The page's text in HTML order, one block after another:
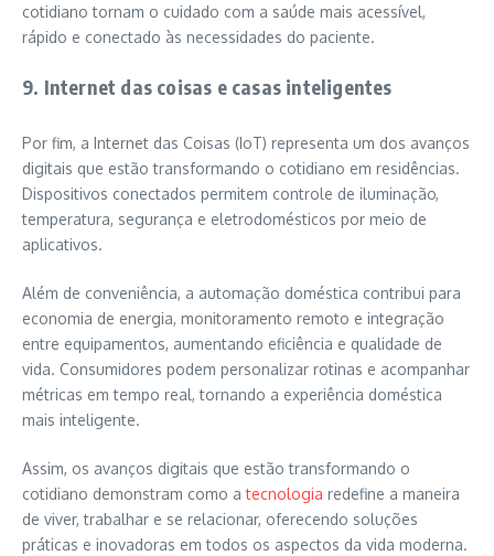
cotidiano tornam o cuidado com a saúde mais acessível,
rápido e conectado às necessidades do paciente.
9. Internet das coisas e casas inteligentes
Por fim, a Internet das Coisas (IoT) representa um dos avanços
digitais que estão transformando o cotidiano em residências.
Dispositivos conectados permitem controle de iluminação,
temperatura, segurança e eletrodomésticos por meio de
aplicativos.
Além de conveniência, a automação doméstica contribui para
economia de energia, monitoramento remoto e integração
entre equipamentos, aumentando eficiência e qualidade de
vida. Consumidores podem personalizar rotinas e acompanhar
métricas em tempo real, tornando a experiência doméstica
mais inteligente.
Assim, os avanços digitais que estão transformando o
cotidiano demonstram como atecnologia redefine a maneira
de viver, trabalhar e se relacionar, oferecendo soluções
práticas e inovadoras em todos os aspectos da vida moderna.